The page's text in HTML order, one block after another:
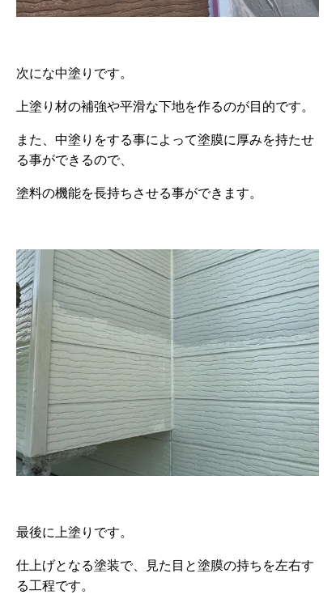
次にな中塗りです。
上塗り材の補強や平滑な下地を作るのが目的です。
また、中塗りをする事によって塗膜に厚みを持たせ
る事ができるので、
塗料の機能を長持ちさせる事ができます。
最後に上塗りです。
仕上げとなる塗装で、見た目と塗膜の持ちを左右す
る工程です。